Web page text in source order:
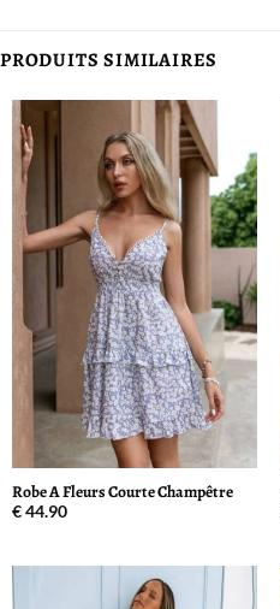
PRODUITS SIMILAIRES
Robe A Fleurs Courte Champêtre
€44.90